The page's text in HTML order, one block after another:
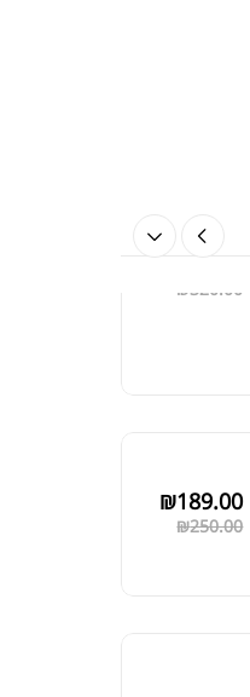
₪320.00
₪250.00
₪189.00